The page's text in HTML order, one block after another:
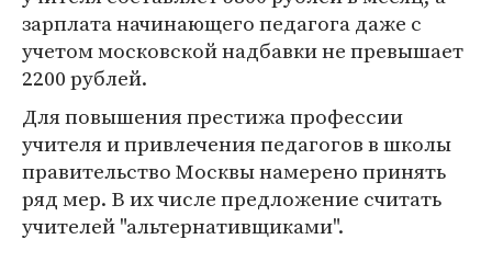
зарплата начинающего педагога даже с
учетом московской надбавки не превышает
2200 рублей.
Для повышения престижа профессии
учителя и привлечения педагогов в школы
правительство Москвы намерено принять
ряд мер. В их числе предложение считать
учителей "альтернативщиками".